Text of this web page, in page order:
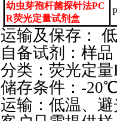
幼虫芽孢杆菌探针法PC
R荧光定量试剂盒
运输及保存：
自备试剂：样品
分类：荧光定量
储存条件： -
运输：低温、